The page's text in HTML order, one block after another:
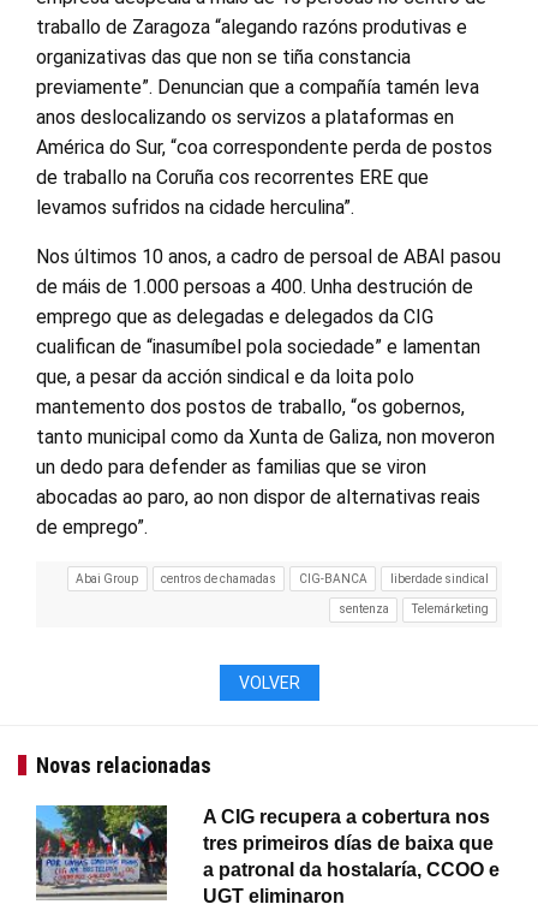
traballo de Zaragoza “alegando razóns produtivas e
organizativas das que non se tiña constancia
previamente”. Denuncian que a compañía tamén leva
anos deslocalizando os servizos a plataformas en
América do Sur, “coa correspondente perda de postos
de traballo na Coruña cos recorrentes ERE que
levamos sufridos na cidade herculina”.
Nos últimos 10 anos, a cadro de persoal de ABAI pasou
de máis de 1.000 persoas a 400. Unha destrución de
emprego que as delegadas e delegados da CIG
cualifican de “inasumíbel pola sociedade” e lamentan
que, a pesar da acción sindical e da loita polo
mantemento dos postos de traballo, “os gobernos,
tanto municipal como da Xunta de Galiza, non moveron
un dedo para defender as familias que se viron
abocadas ao paro, ao non dispor de alternativas reais
de emprego”.
Abai Group centros de chamadas CIG-BANCA liberdade sindical
sentenza Telemárketing
VOLVER
Novas relacionadas
A CIG recupera a cobertura nos
tres primeiros días de baixa que
a patronal da hostalaría, CCOO e
UGT eliminaron